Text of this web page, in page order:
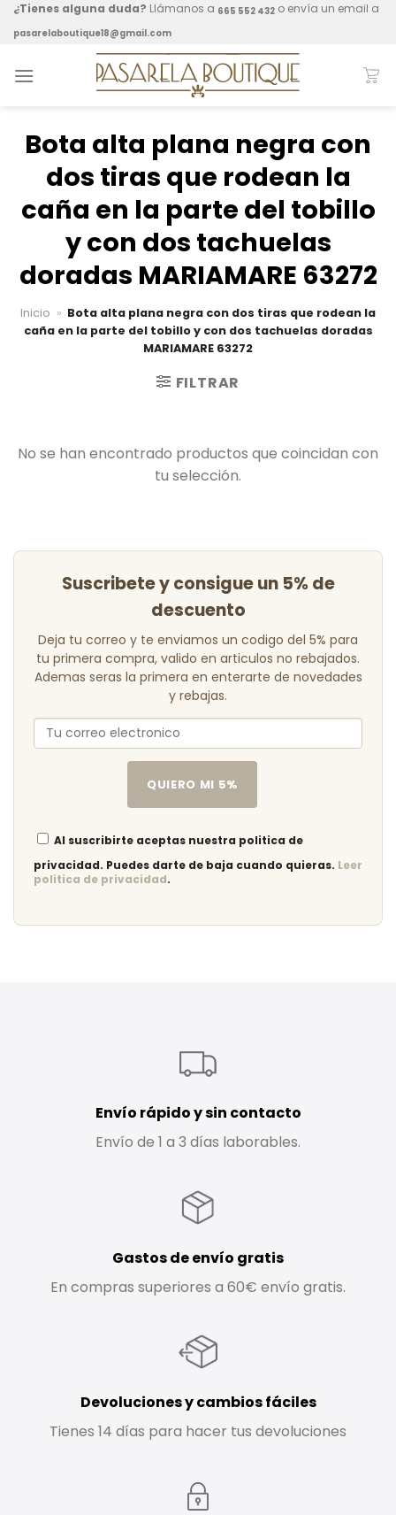
Skip¿Tienes alguna duda? Llámanos a 665 552 432 o envía un email a
pasarelaboutique18@gmail.com
Bota alta plana negra con
dos tiras que rodean la
caña en la parte del tobillo
y con dos tachuelas
doradas MARIAMARE 63272
Inicio » Bota alta plana negra con dos tiras que rodean la
caña en la parte del tobillo y con dos tachuelas doradas
MARIAMARE 63272
FILTRAR
No se han encontrado productos que coincidan con
tu selección.
Suscribete y consigue un 5% de
descuento
Deja tu correo y te enviamos un codigo del 5% para
tu primera compra, valido en articulos no rebajados.
Ademas seras la primera en enterarte de novedades
y rebajas.
QUIERO MI 5%
Al suscribirte aceptas nuestra politica de
privacidad. Puedes darte de baja cuando quieras. Leer
politica de privacidad.
Envío rápido y sin contacto
Envío de 1 a 3 días laborables.
Gastos de envío gratis
En compras superiores a 60€ envío gratis.
Devoluciones y cambios fáciles
Tienes 14 días para hacer tus devoluciones